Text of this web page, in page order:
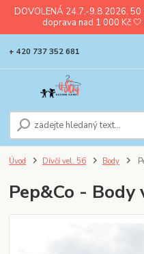
DOVOLENÁ 24.7.-9.8.2026.
doprava nad 1 000 Kč 🤍
+ 420 737 352 681
Úvod Dívčí vel. 56 Body
Pep&Co - Body